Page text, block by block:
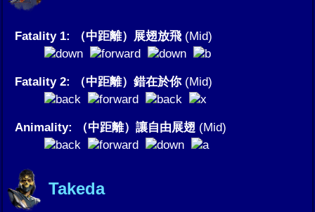
Fatality 1: （中距離）展翅放飛 (Mid)
Fatality 2: （中距離）錯在於你(Mid)
Animality: （中距離）讓自由展翅 (Mid)
Takeda